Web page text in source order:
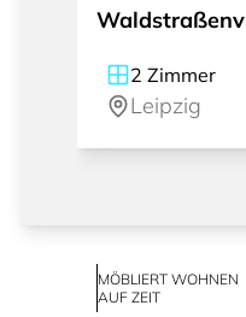
2 Zimmer
Leipzig
MÖBLIERT WOHNEN
AUF ZEIT